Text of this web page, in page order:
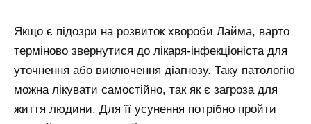
Якщо є підозри на розвиток хвороби Лайма, варто
терміново звернутися до лікаря-інфекціоніста для
уточнення або виключення діагнозу. Таку патологію
можна лікувати самостійно, так як є загроза для
життя людини. Для її усунення потрібно пройти